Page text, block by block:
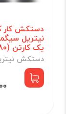
دستکش کار
یک کارتن (180جفت)
دستکش